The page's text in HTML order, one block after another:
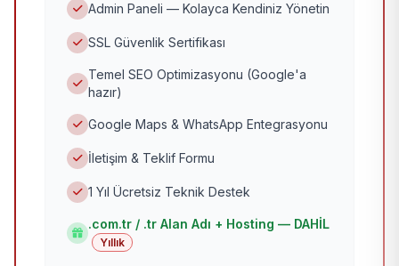
Admin Paneli — Kolayca Kendiniz Yönetin
SSL Güvenlik Sertifikası
Temel SEO Optimizasyonu (Google'a
hazır)
Google Maps & WhatsApp Entegrasyonu
İletişim & Teklif Formu
1 Yıl Ücretsiz Teknik Destek
.com.tr / .tr Alan Adı + Hosting — DAHİL
Yıllık